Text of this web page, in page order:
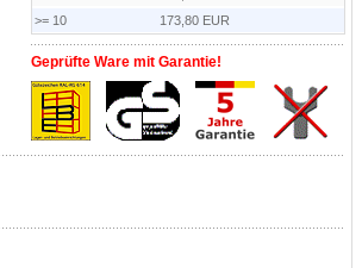
>= 10
173,80 EUR
Geprüfte Ware mit Garantie!